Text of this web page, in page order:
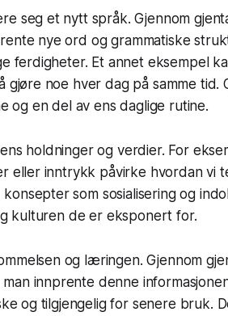
seg et nytt språk. Gjennom
nye ord og grammatiske
ferdigheter. Et annet eksempel
noe hver dag på samme tid.
og en del av ens daglige rutine.
holdninger og verdier. For
eller inntrykk påvirke hvordan vi
som sosialisering og
kulturen de er eksponert for.
og læringen. Gjennom
innprente denne
og tilgjengelig for senere bruk.